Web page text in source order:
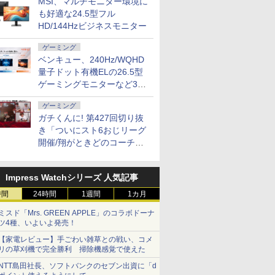
も好適な24.5型フル
HD/144Hzビジネスモニター
ゲーミング
ベンキュー、240Hz/WQHD
量子ドット有機ELの26.5型
ゲーミングモニターなど3機
種
ゲーミング
ガチくんに! 第427回切り抜
き「ついにスト6おじリーグ
開催/翔がときどのコーチ就
Impress Watchシリーズ 人気記事
24時間 1週間 1カ月
スド「Mrs. GREEN APPLE」のコラボドーナ
4種、いよいよ発売！
家電レビュー】手ごわい雑草との戦い、コメ
の草刈機で完全勝利 掃除機感覚で使えた
島田社長、ソフトバンクのセブン出資に「d